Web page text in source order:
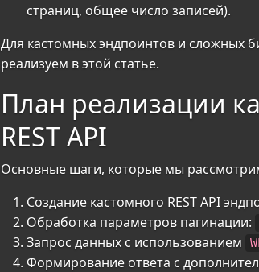
страниц, общее число записей).
Для кастомных эндпоинтов и сложных
реализуем в этой статье.
План реализации
REST API
Основные шаги, которые мы
Создание кастомного REST API
Обработка параметров пагинации:
Запрос данных с использованием
Формирование ответа с